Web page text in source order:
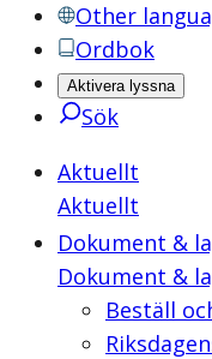
Other
Ordbok
Aktivera lyssna
Sök
Aktuellt
Aktuellt
Dokument &
Dokument &
Beställ